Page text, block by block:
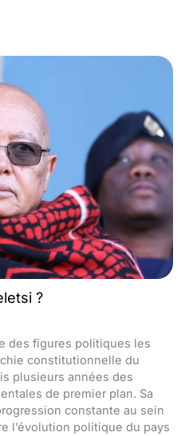
?
des figures politiques les
constitutionnelle du
plusieurs années des
de premier plan. Sa
constante au sein
l’évolution politique du pays